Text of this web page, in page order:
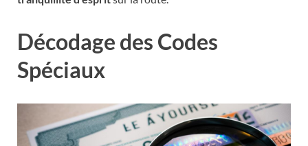
Décodage des Codes
Spéciaux